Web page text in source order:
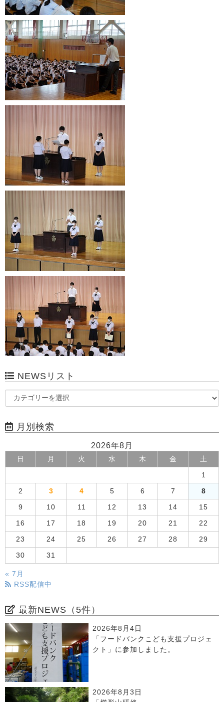
NEWSリスト
月別検索
2026年8月
日 月 火 水 木 金 土
1
2 3 4 5 6 7 8
9 10 11 12 13 14 15
16 17 18 19 20 21 22
23 24 25 26 27 28 29
30 31
« 7月
RSS配信中
最新NEWS（5件）
2026年8月4日
「フードバンクこども支援プロジェ
クト」に参加しました。
2026年8月3日